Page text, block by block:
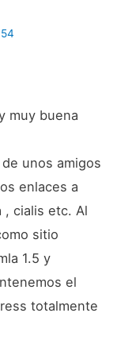
muy buena
unos amigos
enlaces a
, cialis etc. Al
sitio
1.5 y
el
totalmente